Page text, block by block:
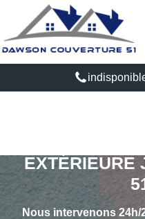
EXTÉRIEURE
Nous intervenons